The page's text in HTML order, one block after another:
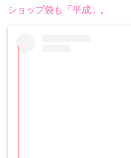
ショップ袋も「平成」。